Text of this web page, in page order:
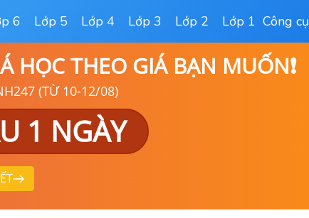
6 Lớp 5 Lớp 4 Lớp 3 Lớp 2 Lớp 1 Công cụ
HỌC THEO GIÁ BẠN MUỐN❗
(TỪ 10-12/08)
1 NGÀY